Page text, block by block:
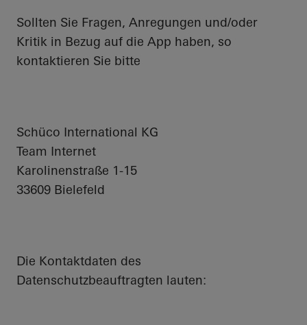
Sollten Sie Fragen, Anregungen und/oder
Kritik in Bezug auf die App haben, so
kontaktieren Sie bitte
Schüco International KG
Team Internet
Karolinenstraße 1-15
33609 Bielefeld
Die Kontaktdaten des
Datenschutzbeauftragten lauten: